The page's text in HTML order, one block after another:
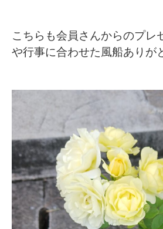
こちらも会員さんからのプレ
や行事に合わせた風船ありが